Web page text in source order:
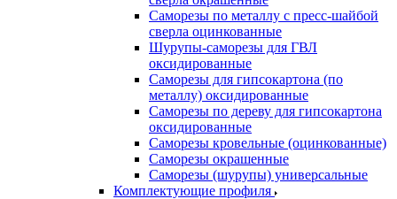
Саморезы по металлу с пресс-шайбой
сверла оцинкованные
Шурупы-саморезы для ГВЛ
оксидированные
Саморезы для гипсокартона (по
металлу) оксидированные
Саморезы по дереву для гипсокартона
оксидированные
Саморезы кровельные (оцинкованные)
Саморезы окрашенные
Саморезы (шурупы) универсальные
Комплектующие профиля